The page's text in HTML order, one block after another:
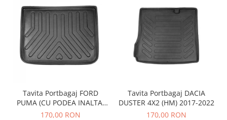
Tavita Portbagaj FORD
PUMA (CU PODEA INALTA)
2019-
170,00 RON
Tavita Portbagaj DACIA
DUSTER 4X2 (HM) 2017-2022
170,00 RON